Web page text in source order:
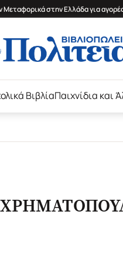
Μεταφορικά στην Ελλάδα για
ΒιβλίαΠαιχνίδια και